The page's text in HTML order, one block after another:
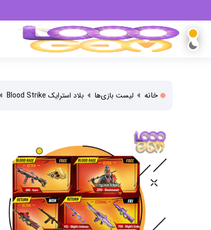
خانه لیست بازی‌ها بلاد استرایک Blood Strike